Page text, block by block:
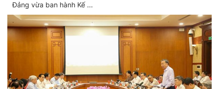
Đảng vừa ban hành Kế ...